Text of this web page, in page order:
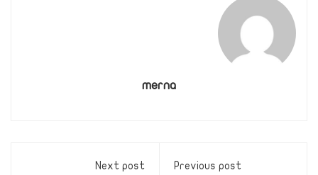
merna
Previous post
Next post